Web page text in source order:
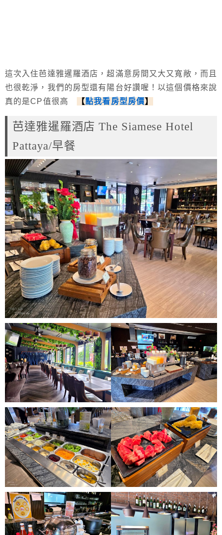
這次入住芭達雅暹羅酒店，超滿意房間又大又寬敞，而且
也很乾淨，我們的房型還有陽台好讚喔！以這個價格來說
真的是CP值很高
【點我看房型房價】
芭達雅暹羅酒店 The Siamese Hotel
Pattaya/早餐